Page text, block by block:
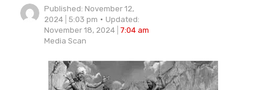
Published: November 12,
2024
5:03 pm
Updated:
November 18, 2024
7:04 am
Author
Media Scan